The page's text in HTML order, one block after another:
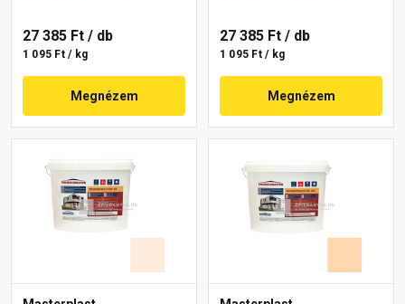
27 385 Ft / db
1 095 Ft / kg
Megnézem
27 385 Ft / db
1 095 Ft / kg
Megnézem